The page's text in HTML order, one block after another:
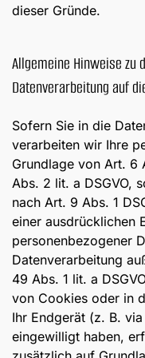
dieser Gründe.
Allgemeine Hinweise zu
Datenverarbeitung auf
Sofern Sie in die
verarbeiten wir Ihre
Grundlage von Art. 6
Abs. 2 lit. a DSGVO,
nach Art. 9 Abs. 1
einer ausdrücklichen
personenbezogener
Datenverarbeitung
49 Abs. 1 lit. a
von Cookies oder in
Ihr Endgerät (z. B.
eingewilligt haben,